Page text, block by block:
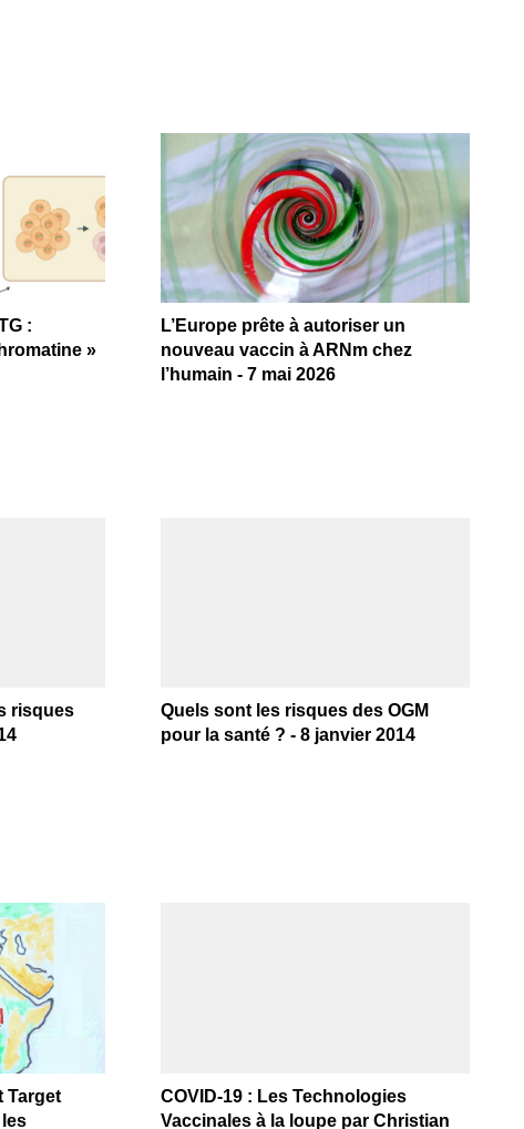
:
»
L’Europe prête à autoriser un
nouveau vaccin à ARNm chez
l’humain - 7 mai 2026
risques
Quels sont les risques des OGM
pour la santé ? - 8 janvier 2014
Target
COVID-19 : Les Technologies
Vaccinales à la loupe par Christian